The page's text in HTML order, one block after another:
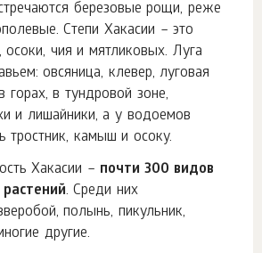
березовые рощи, реже
Степи Хакасии – это
осоки, чия и мятликовых. Луга
овсяница, клевер, луговая
горах, в тундровой зоне,
и лишайники, а у водоемов
тростник, камыш и осоку.
Хакасии – почти 300 видов
. Среди них
полынь, пикульник,
другие.